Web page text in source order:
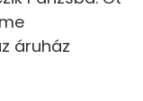
áruház